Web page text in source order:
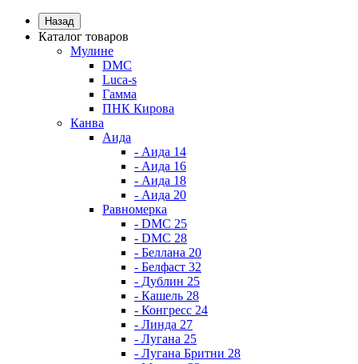
Назад
Каталог товаров
Мулине
DMC
Luca-s
Гамма
ПНК Кирова
Канва
Аида
- Аида 14
- Аида 16
- Аида 18
- Аида 20
Равномерка
- DMC 25
- DMC 28
- Беллана 20
- Белфаст 32
- Дублин 25
- Кашель 28
- Конгресс 24
- Линда 27
- Лугана 25
- Лугана Бритни 28